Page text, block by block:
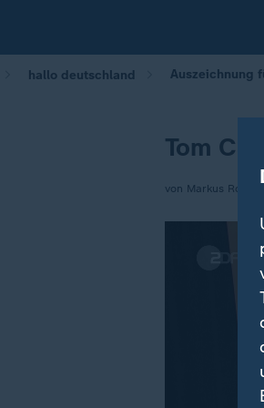
hallo deutschland Auszeichnung
Tom
von Markus